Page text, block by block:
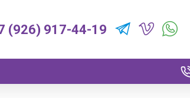
(926) 917-44-19